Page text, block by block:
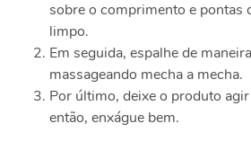
sobre o comprimento e pontas
limpo.
Em seguida, espalhe de
massageando mecha a mecha.
Por último, deixe o produto
então, enxágue bem.